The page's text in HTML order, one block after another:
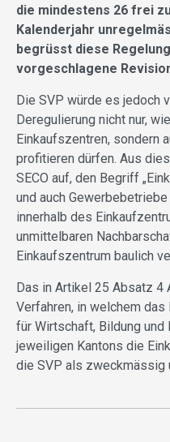
die mindestens 26 frei
Kalenderjahr
begrüsst diese
vorgeschlagene
Die SVP würde es jedoch
Deregulierung nicht nur,
Einkaufszentren, sondern
profitieren dürfen. Aus
SECO auf, den Begriff
und auch
innerhalb des
unmittelbaren
Einkaufszentrum baulich
Das in Artikel 25 Absatz 4
Verfahren, in welchem
für Wirtschaft, Bildung und
jeweiligen Kantons die
die SVP als zweckmässig